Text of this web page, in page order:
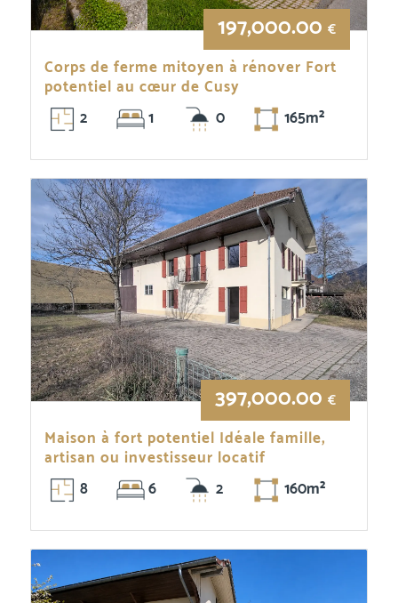
197,000.00€
Corps de ferme mitoyen à rénover Fort
potentiel au cœur de Cusy
2
1 0 165m²
397,000.00€
Maison à fort potentiel Idéale famille,
artisan ou investisseur locatif
8
6 2 160m²